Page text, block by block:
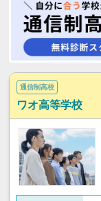
通信制高校
ワオ高等学校